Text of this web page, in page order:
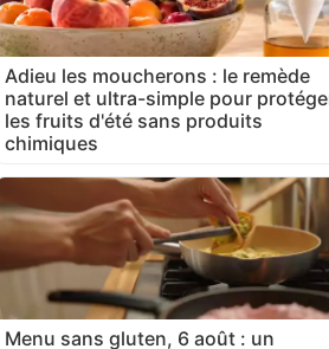
Adieu les moucherons : le remède
naturel et ultra-simple pour
les fruits d'été sans produits
chimiques
Menu sans gluten, 6 août : un